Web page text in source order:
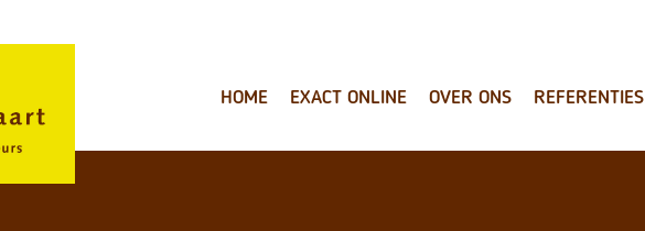
HOME EXACT ONLINE OVER ONS REFERENTIES